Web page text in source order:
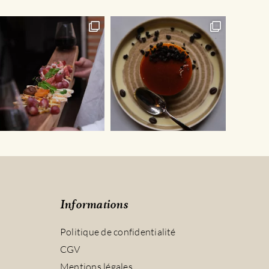
page
du
produit
Informations
Politique de confidentialité
CGV